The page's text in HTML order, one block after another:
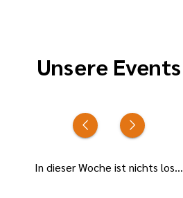
Unsere Events
In dieser Woche ist nichts los...